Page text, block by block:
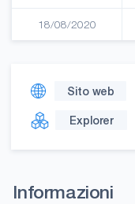
18/08/2020
Sito web
Explorer
Informazioni